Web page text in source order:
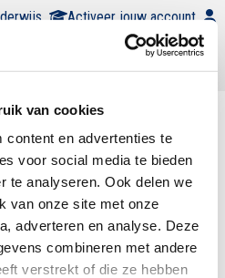
van cookies
content en advertenties te
voor social media te bieden
te analyseren. Ook delen we
van onze site met onze
adverteren en analyse. Deze
combineren met andere
verstrekt of die ze hebben
Activeer jouw account
menu
Open
begunstiger
35 90
166